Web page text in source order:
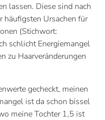
lassen. Diese sind nach
häufigsten Ursachen für
(Stichwort:
schlicht Energiemangel
zu Haarveränderungen
gecheckt, meinen
ist da schon bissel
meine Tochter 1,5 ist